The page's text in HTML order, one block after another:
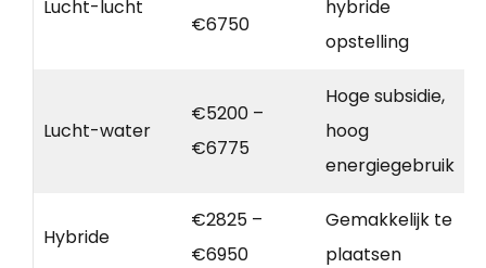
Lucht-lucht
€6750
hybride
opstelling
Lucht-water
€5200 –
€6775
Hoge subsidie,
hoog
energiegebruik
Hybride
€2825 –
€6950
Gemakkelijk te
plaatsen